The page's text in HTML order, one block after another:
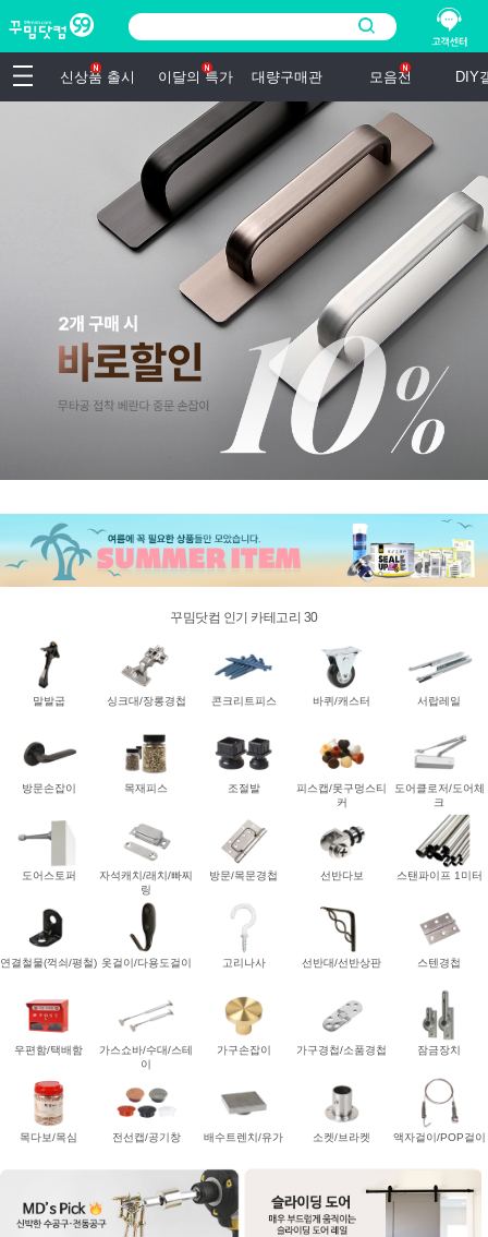
신상품 출시 이달의 특가 대량구매관 모음전 DIY
꾸밈닷컴 인기 카테고리 30
말발굽 싱크대/장롱경첩 콘크리트피스 바퀴/캐스터 서랍레일
방문손잡이 목재피스 조절발
피스캡/못구멍스티
커
도어클로저/도어체
크
도어스토퍼
자석캐치/래치/빠찌
링
방문/목문경첩 선반다보 스탠파이프 1미터
연결철물(꺽쇠/평철) 옷걸이/다용도걸이 고리나사 선반대/선반상판 스텐경첩
우편함/택배함
가스쇼바/수대/스테
이
가구손잡이 가구경첩/소품경첩 잠금장치
목다보/목심 전선캡/공기창 배수트렌치/유가 소켓/브라켓 액자걸이/POP걸이